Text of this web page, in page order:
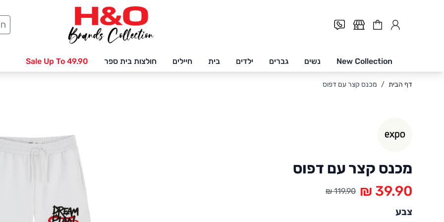
Cart
New Collection נשים גברים ילדים בית חיילים חולצות בית ספר
Sale Up To 49.90
דף הבית / מכנס קצר עם דפוס
מכנס קצר עם דפוס
צבע